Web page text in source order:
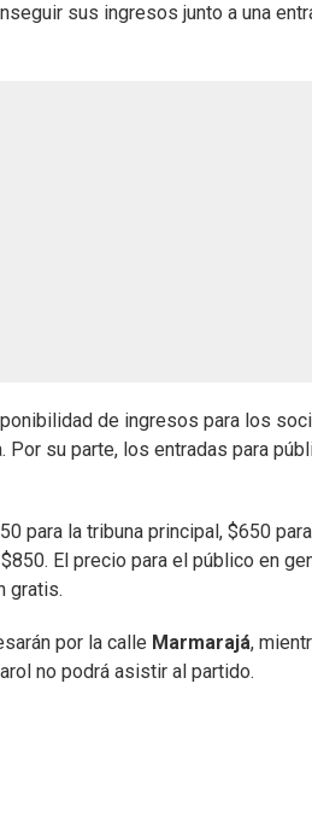
sus ingresos junto a una
de ingresos para los
Por su parte, los entradas para
para la tribuna principal, $650
El precio para el público en
gratis.
por la calle Marmarajá,
no podrá asistir al partido.